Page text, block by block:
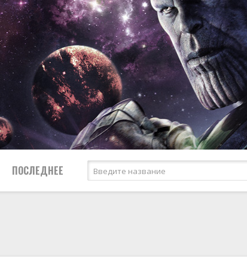
ПОСЛЕДНЕЕ